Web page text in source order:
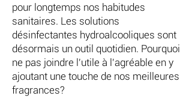
pour longtemps nos habitudes
sanitaires. Les solutions
désinfectantes hydroalcooliques sont
désormais un outil quotidien. Pourquoi
ne pas joindre l'utile à l'agréable en y
ajoutant une touche de nos meilleures
fragrances?